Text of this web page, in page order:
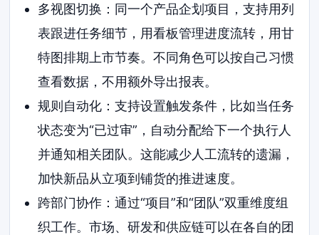
多视图切换：同一个产品企划项目，支持用列
表跟进任务细节，用看板管理进度流转，用甘
特图排期上市节奏。不同角色可以按自己习惯
查看数据，不用额外导出报表。
规则自动化：支持设置触发条件，比如当任务
状态变为“已过审”，自动分配给下一个执行人
并通知相关团队。这能减少人工流转的遗漏，
加快新品从立项到铺货的推进速度。
跨部门协作：通过“项目”和“团队”双重维度组
织工作。市场、研发和供应链可以在各自的团